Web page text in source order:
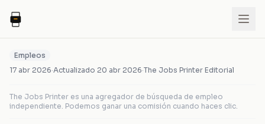
Empleos
17 abr 2026·Actualizado 20 abr 2026·The Jobs Printer Editorial
The Jobs Printer es una agregador de búsqueda de empleo
independiente. Podemos ganar una comisión cuando haces clic.